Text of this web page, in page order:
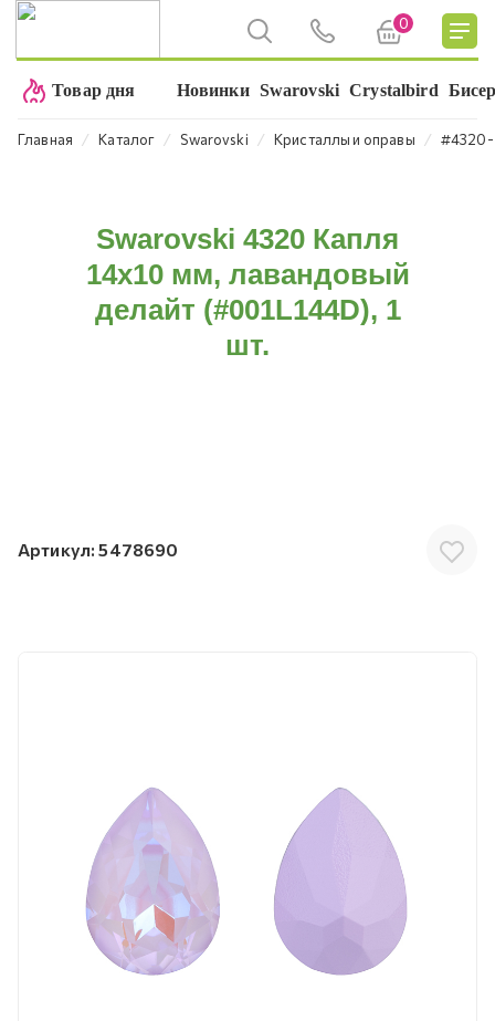
0
Товар дня Новинки Swarovski Crystalbird
Главная ⁄ Каталог ⁄ Swarovski ⁄ Кристаллы и оправы ⁄ #4320-
Swarovski 4320 Капля
14х10 мм, лавандовый
делайт (#001L144D), 1
шт.
Артикул: 5478690